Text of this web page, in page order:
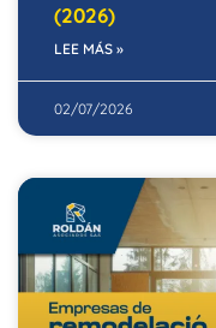
(2026)
LEE MÁS »
02/07/2026